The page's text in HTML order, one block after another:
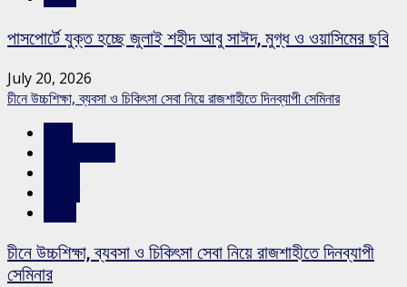
পাসপোর্টে যুক্ত হচ্ছে জুলাই শহীদ আবু সাঈদ, মুগ্ধ ও ওয়াসিমের ছবি
July 20, 2026
চীনে উচ্চশিক্ষা, ব্যবসা ও চিকিৎসা সেবা নিয়ে রাজশাহীতে দিনব্যাপী সেমিনার
চীনে উচ্চশিক্ষা, ব্যবসা ও চিকিৎসা সেবা নিয়ে রাজশাহীতে দিনব্যাপী
সেমিনার